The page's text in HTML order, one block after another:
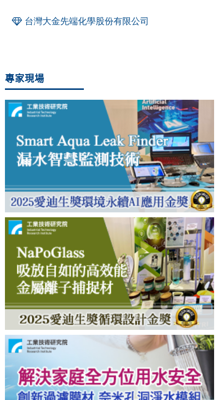
台灣大金先端化學股份有限公司
專家現場